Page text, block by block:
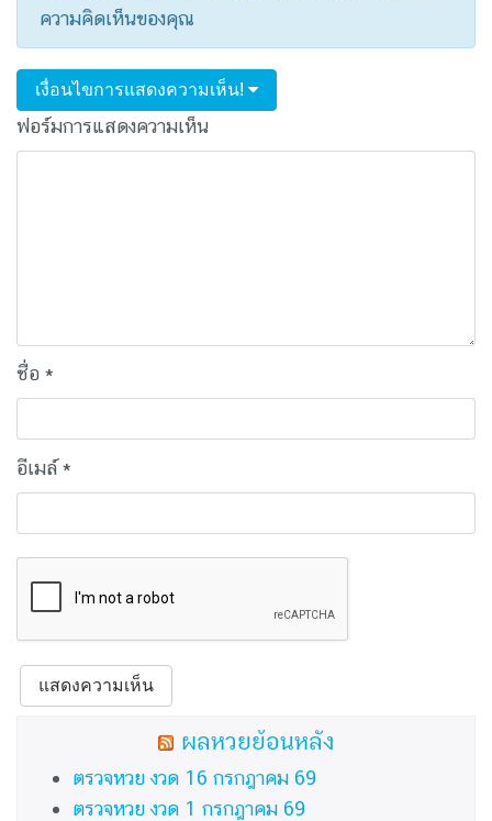
ความคิดเห็นของคุณ
เงื่อนไขการแสดงความเห็น!
ฟอร์มการแสดงความเห็น
ชื่อ *
อีเมล์*
ผลหวยย้อนหลัง
ตรวจหวย งวด 16 กรกฎาคม 69
ตรวจหวย งวด 1 กรกฎาคม 69